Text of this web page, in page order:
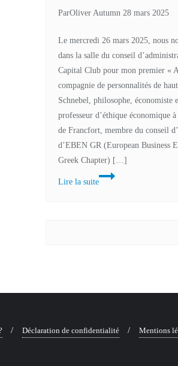
plus
que
de
la
technologie
ParOliver Autumn 28 mars 2025
Le mercredi 26 mars 2025, nous
dans la salle du conseil
Capital Club pour mon premier «
compagnie de personnalités de
Schnebel, philosophe, économiste
professeur d’éthique économique
de Francfort, membre du conseil
d’EBEN GR (European Business
Greek Chapter) […]
Lire la suite
Rétrospective
avec
économiste,
Déclaration de confidentialité Mentions